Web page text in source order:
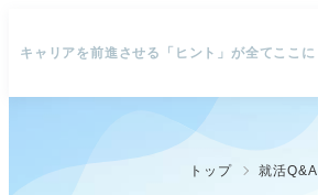
キャリアを前進させる「ヒント」が全てここに
トップ 就活Q&A